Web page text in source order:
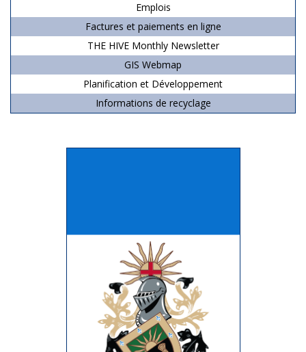
Emplois
Factures et paiements en ligne
THE HIVE Monthly Newsletter
GIS Webmap
Planification et Développement
Informations de recyclage